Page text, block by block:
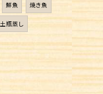
鮮魚 焼き魚
土瓶蒸し